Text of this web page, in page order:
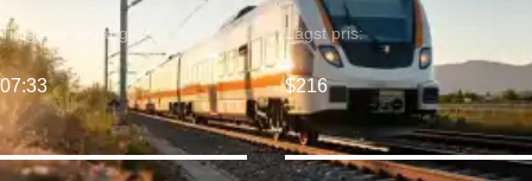
Tidigaste avgång:
07:33
Lägst pris:
$216